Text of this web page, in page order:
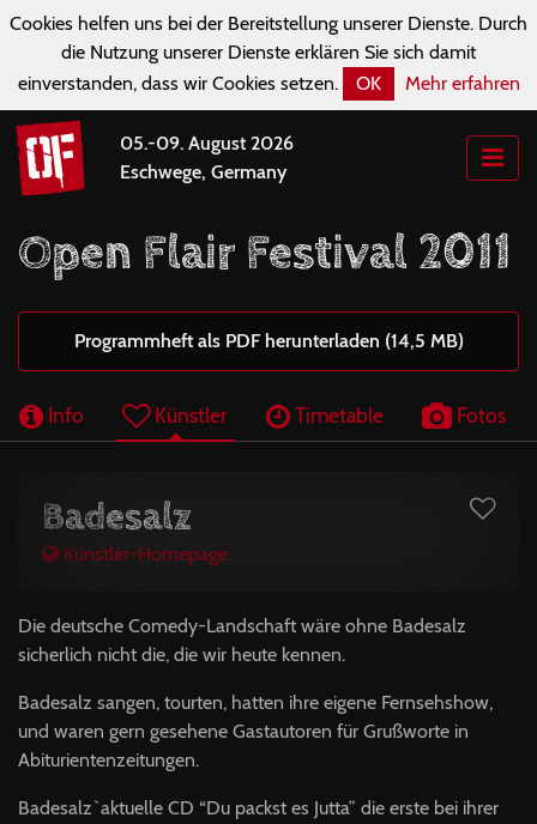
Cookies helfen uns bei der Bereitstellung unserer Dienste. Durch
die Nutzung unserer Dienste erklären Sie sich damit
einverstanden, dass wir Cookies setzen.
OK Mehr erfahren
05.-09. August 2026
Eschwege, Germany
Open Flair Festival 2011
Programmheft als PDF herunterladen (14,5 MB)
Info Künstler Timetable Fotos
Badesalz
Künstler-Homepage
Die deutsche Comedy-Landschaft wäre ohne Badesalz
sicherlich nicht die, die wir heute kennen.
Badesalz sangen, tourten, hatten ihre eigene Fernsehshow,
und waren gern gesehene Gastautoren für Grußworte in
Abiturientenzeitungen.
Badesalz`aktuelle CD “Du packst es Jutta” die erste bei ihrer